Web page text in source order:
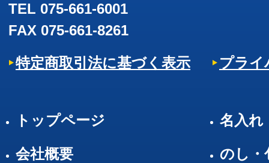
TEL 075-661-6001
FAX 075-661-8261
特定商取引法に基づく表示
プライ
トップページ
会社概要
名入れ
のし・